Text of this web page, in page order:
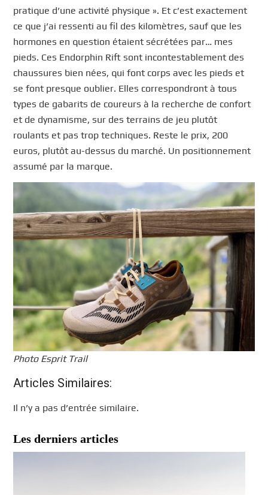
pratique d’une activité physique ». Et c’est exactement
ce que j’ai ressenti au fil des kilomètres, sauf que les
hormones en question étaient sécrétées par… mes
pieds. Ces Endorphin Rift sont incontestablement des
chaussures bien nées, qui font corps avec les pieds et
se font presque oublier. Elles correspondront à tous
types de gabarits de coureurs à la recherche de confort
et de dynamisme, sur des terrains de jeu plutôt
roulants et pas trop techniques. Reste le prix, 200
euros, plutôt au-dessus du marché. Un positionnement
assumé par la marque.
Photo Esprit Trail
Articles Similaires:
Il n’y a pas d’entrée similaire.
Les derniers articles